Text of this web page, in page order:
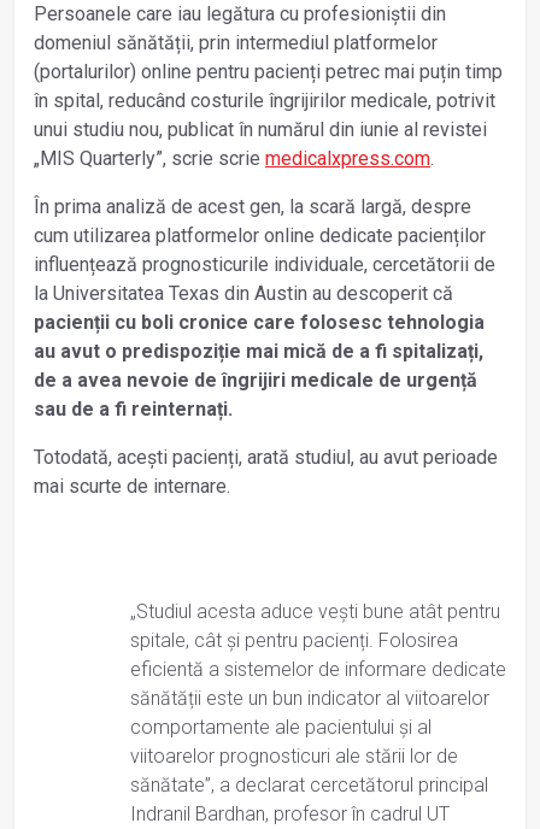
Persoanele care iau legătura cu profesioniștii din
domeniul sănătății, prin intermediul platformelor
(portalurilor) online pentru pacienți petrec mai puțin timp
în spital, reducând costurile îngrijirilor medicale, potrivit
unui studiu nou, publicat în numărul din iunie al revistei
„MIS Quarterly”, scrie scrie medicalxpress.com.
În prima analiză de acest gen, la scară largă, despre
cum utilizarea platformelor online dedicate pacienților
influențează prognosticurile individuale, cercetătorii de
la Universitatea Texas din Austin au descoperit că
pacienții cu boli cronice care folosesc tehnologia
au avut o predispoziție mai mică de a fi spitalizați,
de a avea nevoie de îngrijiri medicale de urgență
sau de a fi reinternați.
Totodată, acești pacienți, arată studiul, au avut perioade
mai scurte de internare.
„Studiul acesta aduce vești bune atât pentru
spitale, cât și pentru pacienți. Folosirea
eficientă a sistemelor de informare dedicate
sănătății este un bun indicator al viitoarelor
comportamente ale pacientului și al
viitoarelor prognosticuri ale stării lor de
sănătate”, a declarat cercetătorul principal
Indranil Bardhan, profesor în cadrul UT